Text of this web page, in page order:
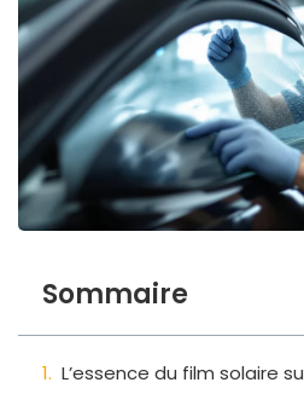
Sommaire
L’essence du film solaire